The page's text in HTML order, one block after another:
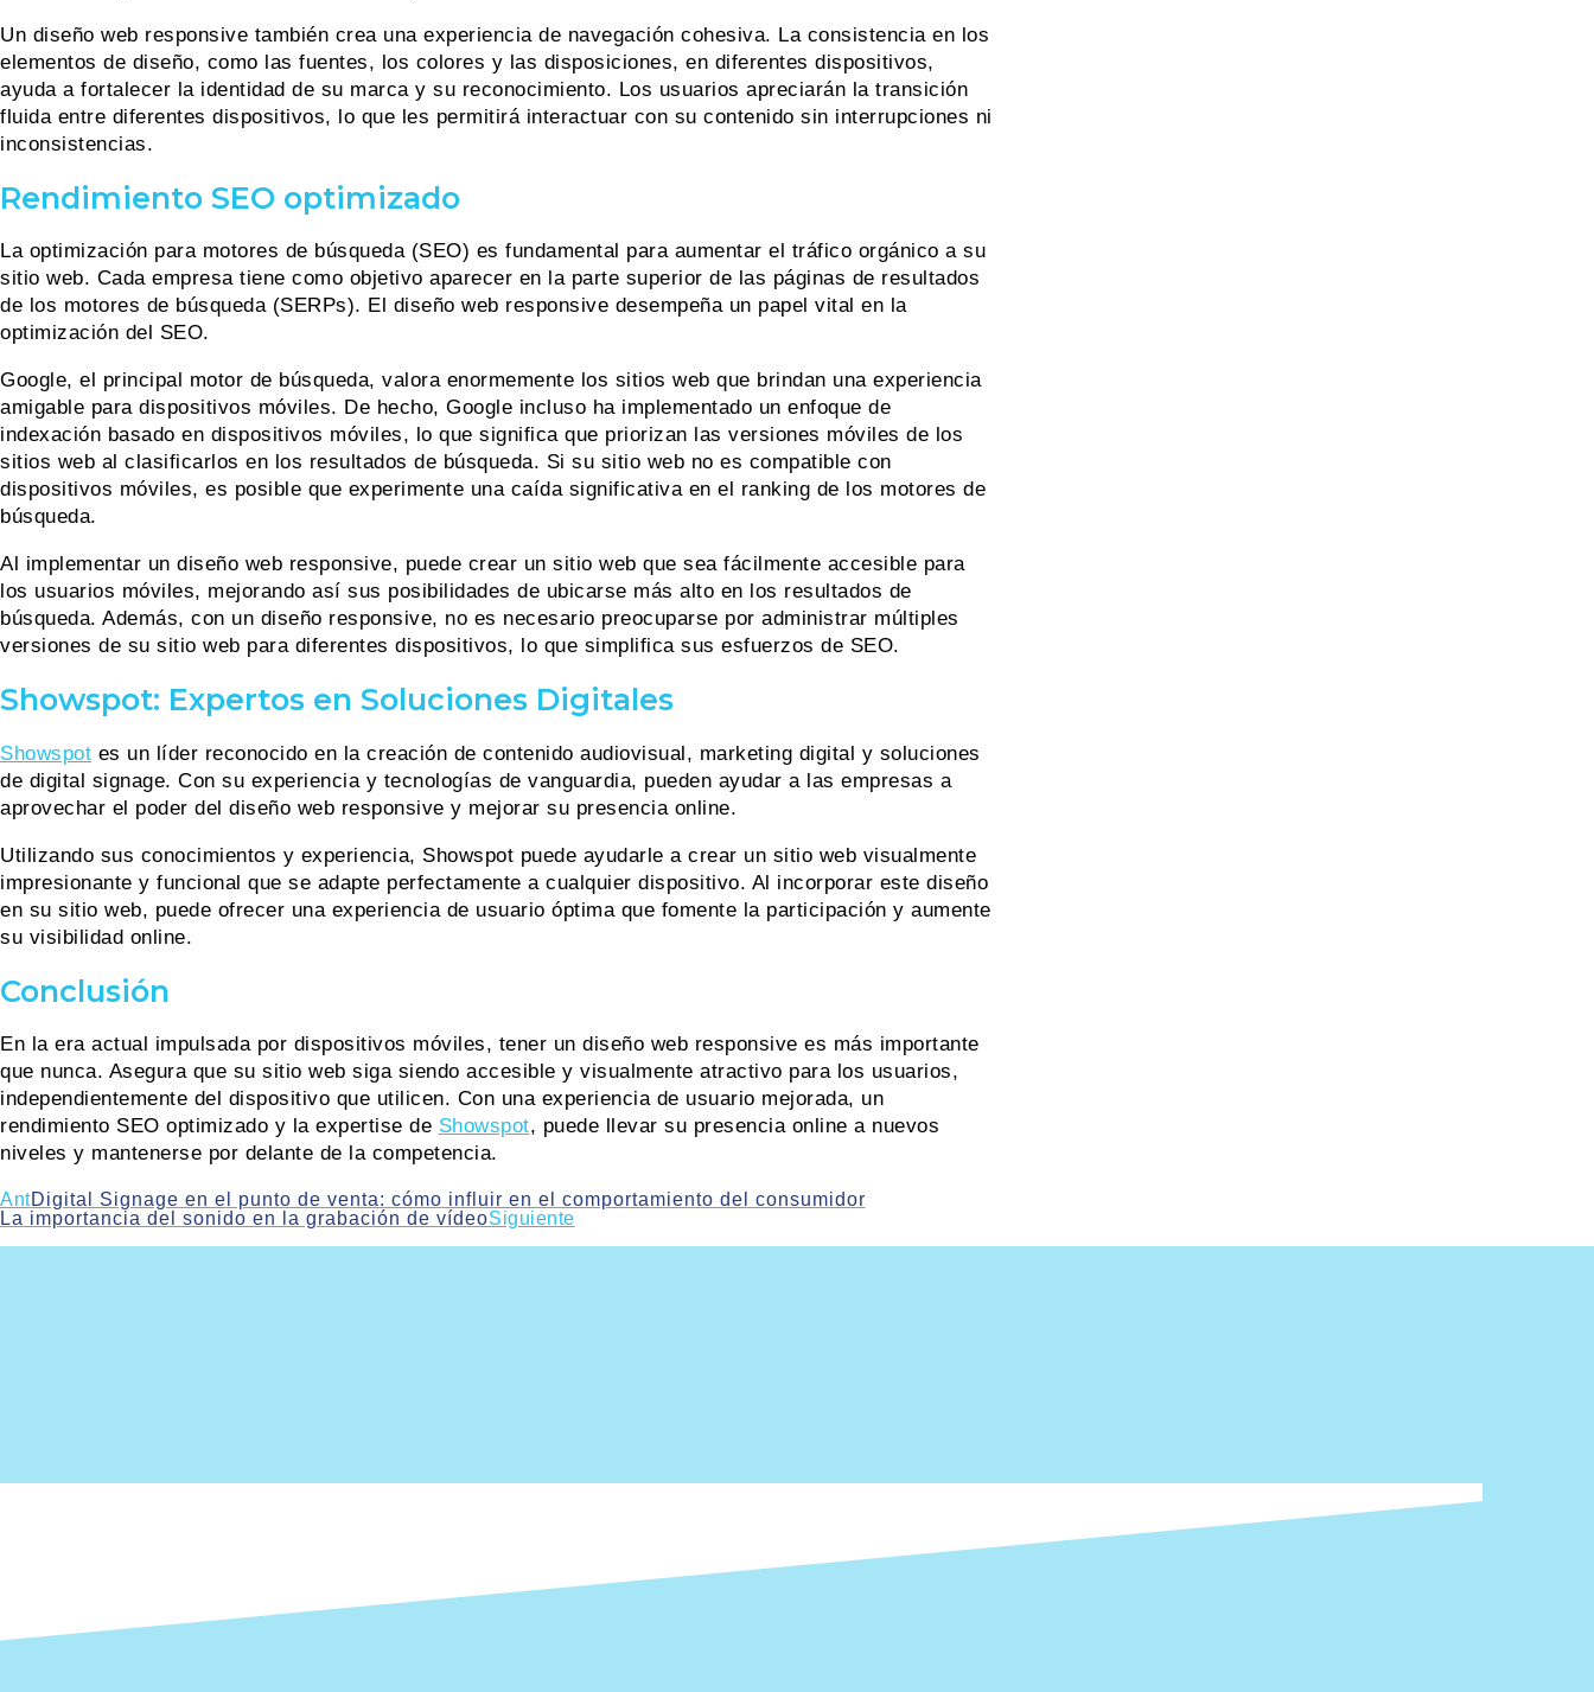
Un diseño web responsive también crea una experiencia de navegación cohesiva. La consistencia en los
elementos de diseño, como las fuentes, los colores y las disposiciones, en diferentes dispositivos,
ayuda a fortalecer la identidad de su marca y su reconocimiento. Los usuarios apreciarán la transición
fluida entre diferentes dispositivos, lo que les permitirá interactuar con su contenido sin interrupciones ni
inconsistencias.
Rendimiento SEO optimizado
La optimización para motores de búsqueda (SEO) es fundamental para aumentar el tráfico orgánico a su
sitio web. Cada empresa tiene como objetivo aparecer en la parte superior de las páginas de resultados
de los motores de búsqueda (SERPs). El diseño web responsive desempeña un papel vital en la
optimización del SEO.
Google, el principal motor de búsqueda, valora enormemente los sitios web que brindan una experiencia
amigable para dispositivos móviles. De hecho, Google incluso ha implementado un enfoque de
indexación basado en dispositivos móviles, lo que significa que priorizan las versiones móviles de los
sitios web al clasificarlos en los resultados de búsqueda. Si su sitio web no es compatible con
dispositivos móviles, es posible que experimente una caída significativa en el ranking de los motores de
búsqueda.
Al implementar un diseño web responsive, puede crear un sitio web que sea fácilmente accesible para
los usuarios móviles, mejorando así sus posibilidades de ubicarse más alto en los resultados de
búsqueda. Además, con un diseño responsive, no es necesario preocuparse por administrar múltiples
versiones de su sitio web para diferentes dispositivos, lo que simplifica sus esfuerzos de SEO.
Showspot: Expertos en Soluciones Digitales
Showspot es un líder reconocido en la creación de contenido audiovisual, marketing digital y soluciones
de digital signage. Con su experiencia y tecnologías de vanguardia, pueden ayudar a las empresas a
aprovechar el poder del diseño web responsive y mejorar su presencia online.
Utilizando sus conocimientos y experiencia, Showspot puede ayudarle a crear un sitio web visualmente
impresionante y funcional que se adapte perfectamente a cualquier dispositivo. Al incorporar este diseño
en su sitio web, puede ofrecer una experiencia de usuario óptima que fomente la participación y aumente
su visibilidad online.
Conclusión
En la era actual impulsada por dispositivos móviles, tener un diseño web responsive es más importante
que nunca. Asegura que su sitio web siga siendo accesible y visualmente atractivo para los usuarios,
independientemente del dispositivo que utilicen. Con una experiencia de usuario mejorada, un
rendimiento SEO optimizado y la expertise de Showspot, puede llevar su presencia online a nuevos
niveles y mantenerse por delante de la competencia.
AntDigital Signage en el punto de venta: cómo influir en el comportamiento del consumidor
La importancia del sonido en la grabación de vídeoSiguiente